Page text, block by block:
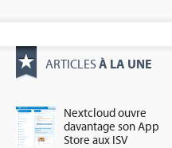
ARTICLES À LA UNE
Nextcloud ouvre
davantage son App
Store aux ISV